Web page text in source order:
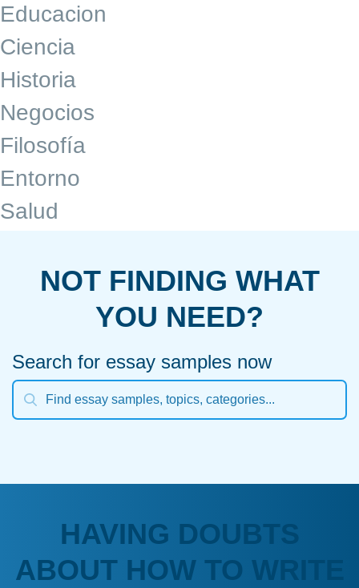
Educacion
Ciencia
Historia
Negocios
Filosofía
Entorno
Salud
NOT FINDING WHAT
YOU NEED?
Search for essay samples now
HAVING DOUBTS
ABOUT HOW TO WRITE